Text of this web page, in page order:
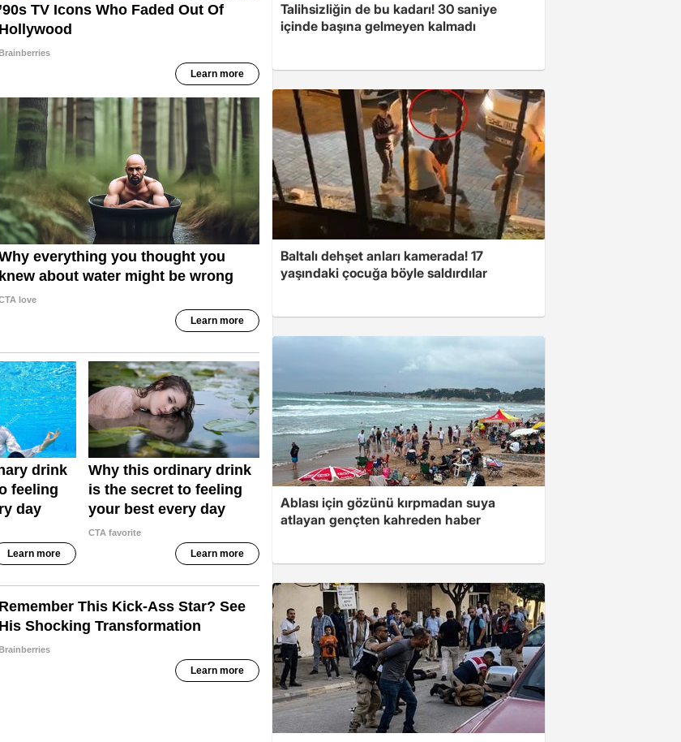
Talihsizliğin de bu kadarı! 30 saniye
içinde başına gelmeyen kalmadı
Baltalı dehşet anları kamerada! 17
yaşındaki çocuğa böyle saldırdılar
Ablası için gözünü kırpmadan suya
atlayan gençten kahreden haber